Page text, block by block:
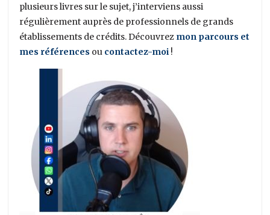
plusieurs livres sur le sujet, j’interviens aussi
régulièrement auprès de professionnels de grands
établissements de crédits. Découvrez mon parcours et
mes références ou contactez-moi !